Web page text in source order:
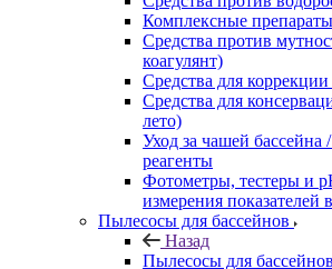
Комплексные препараты
Средства против
коагулянт)
Средства для
Средства для
лето)
Уход за чашей бассейна
реагенты
Фотометры, тестеры и
измерения показателей
Пылесосы для бассейнов
Назад
Пылесосы для бассейнов